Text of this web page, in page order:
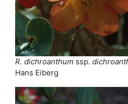
R. dichroanthum ssp.
Hans Eiberg